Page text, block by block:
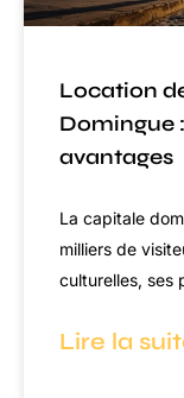
Location
Domingue
avantages
La capitale
milliers de
culturelles, ses
Lire la